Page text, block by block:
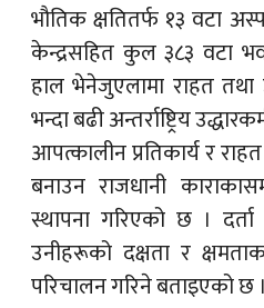
भौतिक क्षतितर्फ १३ वटा
केन्द्रसहित कुल ३८३ वटा
हाल भेनेजुएलामा राहत तथा
भन्दा बढी अन्तर्राष्ट्रिय
आपत्कालीन प्रतिकार्य र
बनाउन राजधानी
स्थापना गरिएको छ ।
उनीहरूको दक्षता र
परिचालन गरिने बताइएको छ ।